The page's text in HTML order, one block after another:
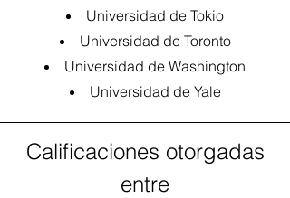
Universidad de Tokio
Universidad de Toronto
Universidad de Washington
Universidad de Yale
Calificaciones otorgadas
entre